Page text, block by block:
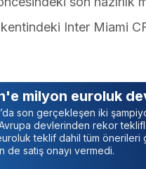
Inter Miami
milyon euroluk
son gerçekleşen iki
devlerinden rekor
teklif dahil tüm
de satış onayı vermedi.